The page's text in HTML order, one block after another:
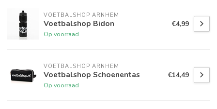
VOETBALSHOP ARNHEM
Voetbalshop Bidon
Op voorraad
€4,99
VOETBALSHOP ARNHEM
Voetbalshop Schoenentas
Op voorraad
€14,49